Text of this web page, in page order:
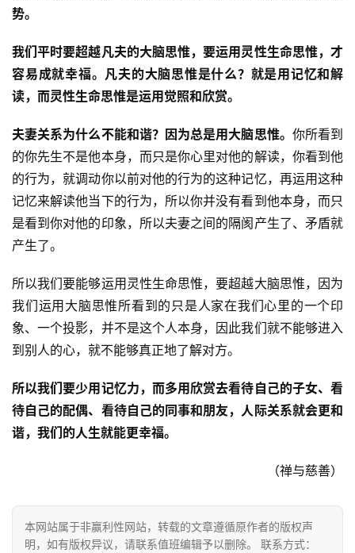
讯
八
点
僧
音
僧
访
谈
提
势。
我们平时要超越凡夫的大脑思惟，要运用灵性生命思惟，才
容易成就幸福。凡夫的大脑思惟是什么？就是用记忆和解
读，而灵性生命思惟是运用觉照和欣赏。
夫妻关系为什么不能和谐？因为总是用大脑思惟。 你所看到
的你先生不是他本身，而只是你心里对他的解读，你看到他
的行为，就调动你以前对他的行为的这种记忆，再运用这种
记忆来解读他当下的行为，所以你并没有看到他本身，而只
是看到你对他的印象，所以夫妻之间的隔阂产生了、矛盾就
产生了。
所以我们要能够运用灵性生命思惟，要超越大脑思惟，因为
我们运用大脑思惟所看到的只是人家在我们心里的一个印
象、一个投影，并不是这个人本身，因此我们就不能够进入
到别人的心，就不能够真正地了解对方。
所以我们要少用记忆力，而多用欣赏去看待自己的子女、看
待自己的配偶、看待自己的同事和朋友，人际关系就会更和
谐，我们的人生就能更幸福。
（禅与慈善）
本网站属于非赢利性网站，转载的文章遵循原作者的版权声
明，如有版权异议，请联系值班编辑予以删除。 联系方式：